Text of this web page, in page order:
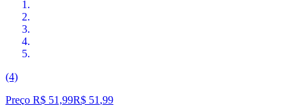
(4)
Preço R$ 51,99R$ 51 ,99